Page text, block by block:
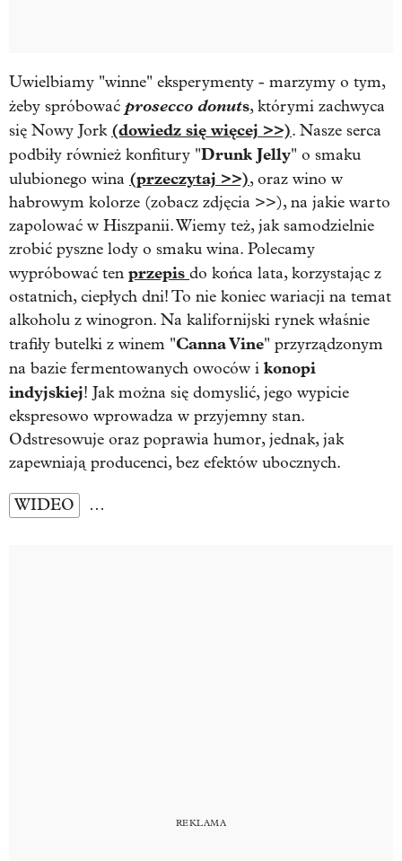
Uwielbiamy "winne" eksperymenty - marzymy o tym,
żeby spróbować prosecco donuts, którymi zachwyca
się Nowy Jork (dowiedz się więcej >>). Nasze serca
podbiły również konfitury "Drunk Jelly" o smaku
ulubionego wina (przeczytaj >>), oraz wino w
habrowym kolorze (zobacz zdjęcia >>), na jakie warto
zapolować w Hiszpanii. Wiemy też, jak samodzielnie
zrobić pyszne lody o smaku wina. Polecamy
wypróbować ten przepis do końca lata, korzystając z
ostatnich, ciepłych dni! To nie koniec wariacji na temat
alkoholu z winogron. Na kalifornijski rynek właśnie
trafiły butelki z winem "Canna Vine" przyrządzonym
na bazie fermentowanych owoców i konopi
indyjskiej! Jak można się domyslić, jego wypicie
ekspresowo wprowadza w przyjemny stan.
Odstresowuje oraz poprawia humor, jednak, jak
zapewniają producenci, bez efektów ubocznych.
WIDEO …